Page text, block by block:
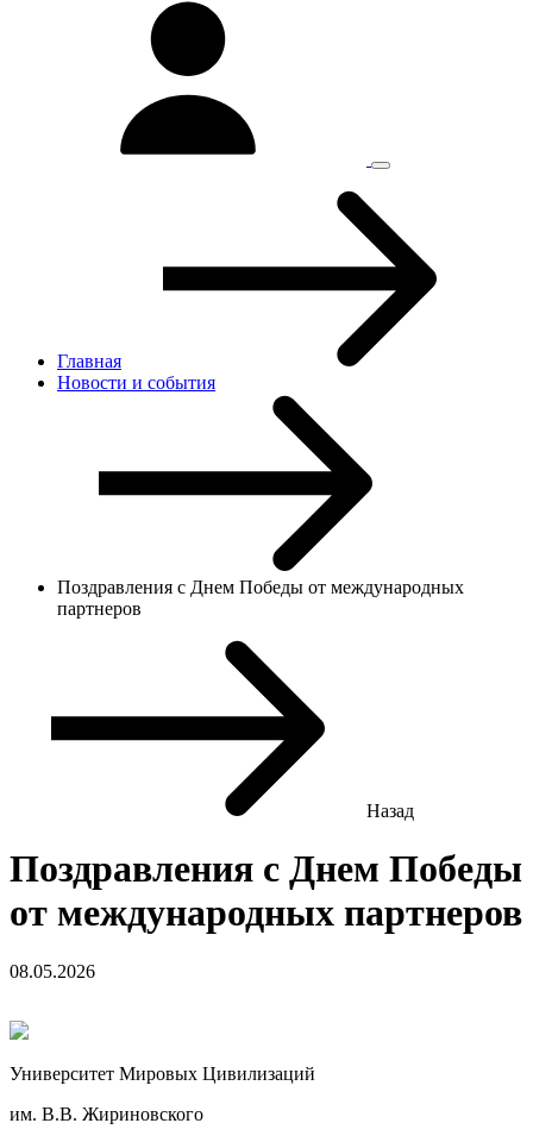
Главная
Новости и cобытия
Поздравления с Днем Победы от международных
партнеров
Назад
Поздравления с Днем Победы
от международных партнеров
08.05.2026
Университет Мировых Цивилизаций
им. В.В. Жириновского